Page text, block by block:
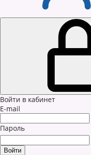
Войти в кабинет
E-mail
Пароль